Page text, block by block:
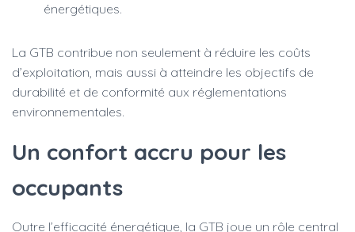
énergétiques.
La GTB contribue non seulement à réduire les coûts
d’exploitation, mais aussi à atteindre les objectifs de
durabilité et de conformité aux réglementations
environnementales.
Un confort accru pour les
occupants
Outre l’efficacité énergétique, la GTB joue un rôle central